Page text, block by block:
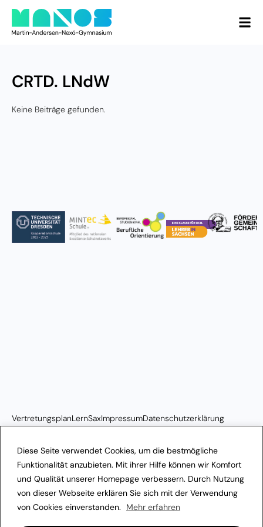
Diese Seite verwendet Cookies, um die bestmögliche
Funktionalität anzubieten. Mit ihrer Hilfe können wir Komfort
und Qualität unserer Homepage verbessern. Durch Nutzung
von dieser Webseite erklären Sie sich mit der Verwendung
von Cookies einverstanden.
Mehr erfahren
CRTD. LNdW
Keine Beiträge gefunden.
VertretungsplanLernSaxImpressumDatenschutzerklärung